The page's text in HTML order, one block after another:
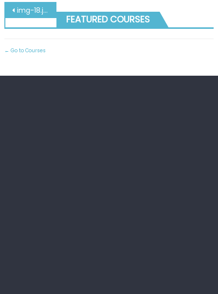
Navegación
de
entradas
img-18.jpg
FEATURED COURSES
Go to Courses